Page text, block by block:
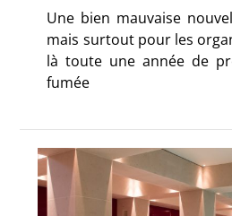
Une bien mauvaise
mais surtout pour les
là toute une année de
fumée